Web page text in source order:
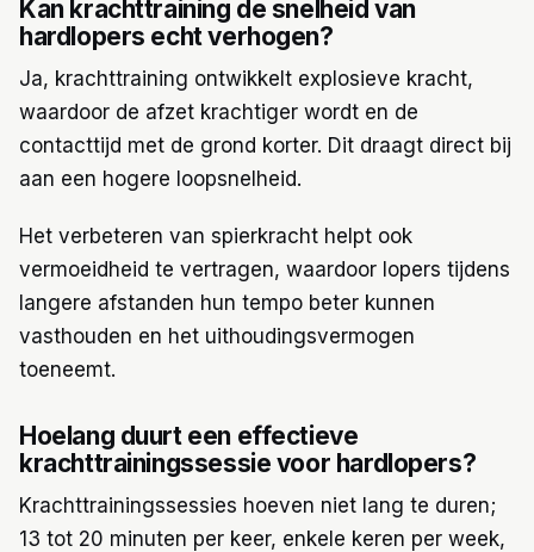
Kan krachttraining de snelheid van
hardlopers echt verhogen?
Ja, krachttraining ontwikkelt explosieve kracht,
waardoor de afzet krachtiger wordt en de
contacttijd met de grond korter. Dit draagt direct bij
aan een hogere loopsnelheid.
Het verbeteren van spierkracht helpt ook
vermoeidheid te vertragen, waardoor lopers tijdens
langere afstanden hun tempo beter kunnen
vasthouden en het uithoudingsvermogen
toeneemt.
Hoelang duurt een effectieve
krachttrainingssessie voor hardlopers?
Krachttrainingssessies hoeven niet lang te duren;
13 tot 20 minuten per keer, enkele keren per week,